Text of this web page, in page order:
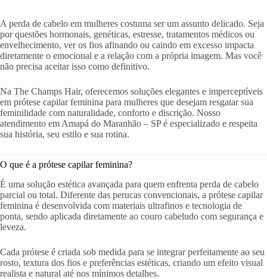
A perda de cabelo em mulheres costuma ser um assunto delicado. Seja
por questões hormonais, genéticas, estresse, tratamentos médicos ou
envelhecimento, ver os fios afinando ou caindo em excesso impacta
diretamente o emocional e a relação com a própria imagem. Mas você
não precisa aceitar isso como definitivo.
Na The Champs Hair, oferecemos soluções elegantes e imperceptíveis
em prótese capilar feminina para mulheres que desejam resgatar sua
feminilidade com naturalidade, conforto e discrição. Nosso
atendimento em Amapá do Maranhão – SP é especializado e respeita
sua história, seu estilo e sua rotina.
O que é a prótese capilar feminina?
É uma solução estética avançada para quem enfrenta perda de cabelo
parcial ou total. Diferente das perucas convencionais, a prótese capilar
feminina é desenvolvida com materiais ultrafinos e tecnologia de
ponta, sendo aplicada diretamente ao couro cabeludo com segurança e
leveza.
Cada prótese é criada sob medida para se integrar perfeitamente ao seu
rosto, textura dos fios e preferências estéticas, criando um efeito visual
realista e natural até nos mínimos detalhes.